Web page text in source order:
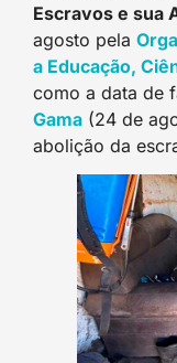
Escravos e sua
agosto pela
a Educação,
como a data de
Gama (24 de
abolição da